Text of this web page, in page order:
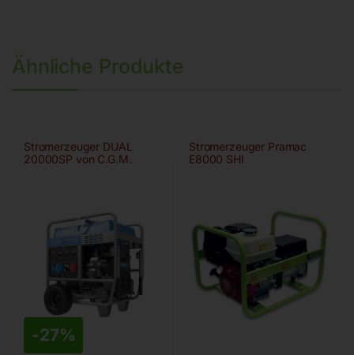
Ähnliche Produkte
Stromerzeuger DUAL
20000SP von C.G.M.
-27%
Stromerzeuger Pramac
E8000 SHI